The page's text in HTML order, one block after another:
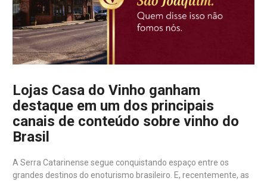
Lojas Casa do Vinho ganham
destaque em um dos principais
canais de conteúdo sobre vinho do
Brasil
A Serra Catarinense segue conquistando espaço entre os
grandes destinos do enoturismo brasileiro. E, recentemente, as